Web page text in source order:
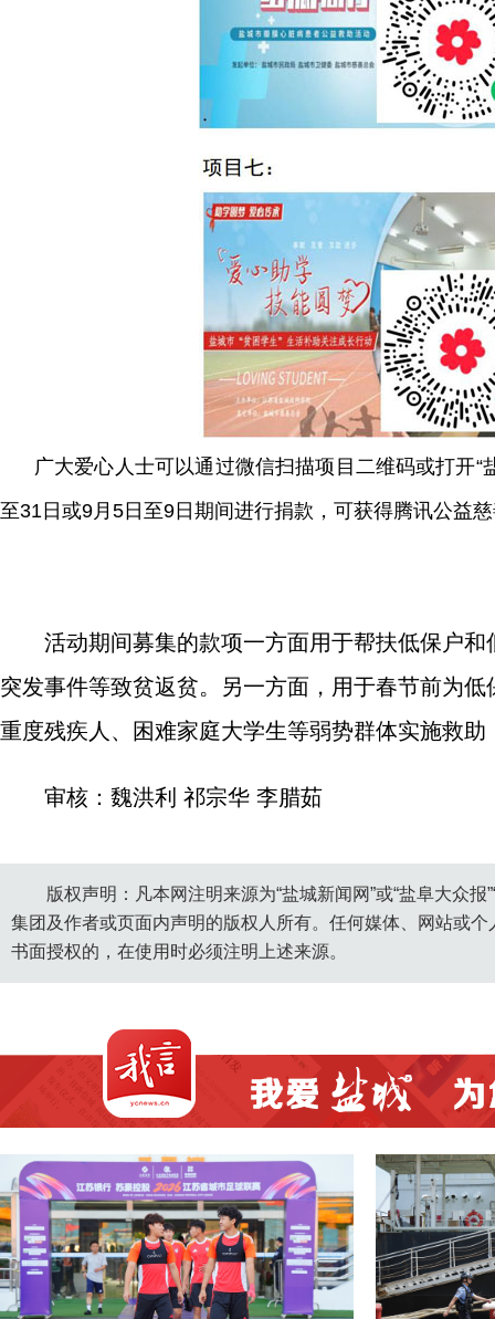
广大爱心人士可以通过微信扫描项目二维码或打开“
至31日或9月5日至9日期间进行捐款，可获得腾讯公益
活动期间募集的款项一方面用于帮扶低保户
突发事件等致贫返贫。另一方面，用于春节前为
重度残疾人、困难家庭大学生等弱势群体实施救
审核：魏洪利 祁宗华 李腊茹
版权声明：凡本网注明来源为“盐城新闻网”或“盐阜大众
集团及作者或页面内声明的版权人所有。任何媒体、网站或
书面授权的，在使用时必须注明上述来源。